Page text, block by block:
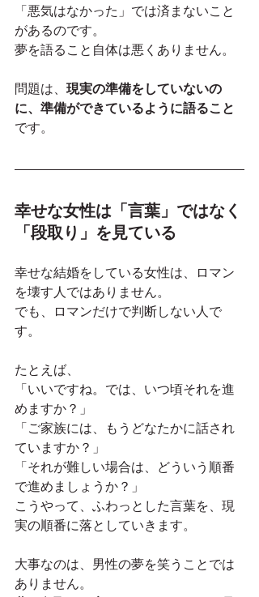
「悪気はなかった」では済まないこと
があるのです。
夢を語ること自体は悪くありません。
問題は、 現実の準備をしていないの
に、準備ができているように語ること
です。
幸せな女性は「言葉」ではなく
「段取り」を見ている
幸せな結婚をしている女性は、ロマン
を壊す人ではありません。
でも、ロマンだけで判断しない人で
す。
たとえば、
「いいですね。では、いつ頃それを進
めますか？」
「ご家族には、もうどなたかに話され
ていますか？」
「それが難しい場合は、どういう順番
で進めましょうか？」
こうやって、ふわっとした言葉を、現
実の順番に落としていきます。
大事なのは、男性の夢を笑うことでは
ありません。